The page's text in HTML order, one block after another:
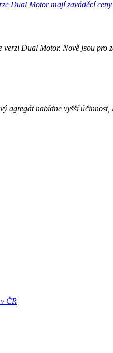
Dual Motor. Nově jsou pro
nabídne vyšší účinnost,